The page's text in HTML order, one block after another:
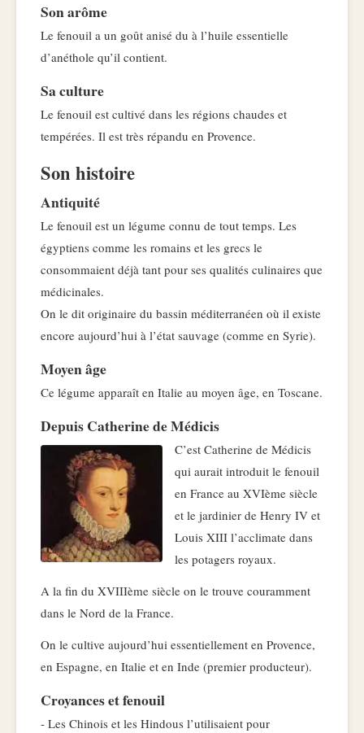
Son arôme
Le fenouil a un goût anisé du à l’huile essentielle
d’anéthole qu’il contient.
Sa culture
Le fenouil est cultivé dans les régions chaudes et
tempérées. Il est très répandu en Provence.
Son histoire
Antiquité
Le fenouil est un légume connu de tout temps. Les
égyptiens comme les romains et les grecs le
consommaient déjà tant pour ses qualités culinaires que
médicinales.
On le dit originaire du bassin méditerranéen où il existe
encore aujourd’hui à l’état sauvage (comme en Syrie).
Moyen âge
Ce légume apparaît en Italie au moyen âge, en Toscane.
Depuis Catherine de Médicis
C’est Catherine de Médicis
qui aurait introduit le fenouil
en France au XVIème siècle
et le jardinier de Henry IV et
Louis XIII l’acclimate dans
les potagers royaux.
A la fin du XVIIIème siècle on le trouve couramment
dans le Nord de la France.
On le cultive aujourd’hui essentiellement en Provence,
en Espagne, en Italie et en Inde (premier producteur).
Croyances et fenouil
- Les Chinois et les Hindous l’utilisaient pour